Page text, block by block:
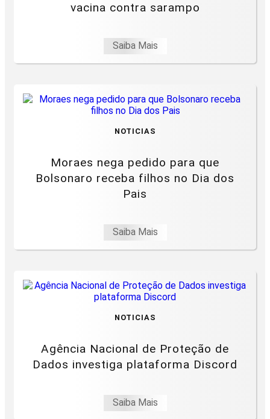
vacina contra sarampo
Saiba Mais
NOTICIAS
Moraes nega pedido para que
Bolsonaro receba filhos no Dia dos
Pais
Saiba Mais
NOTICIAS
Agência Nacional de Proteção de
Dados investiga plataforma Discord
Saiba Mais